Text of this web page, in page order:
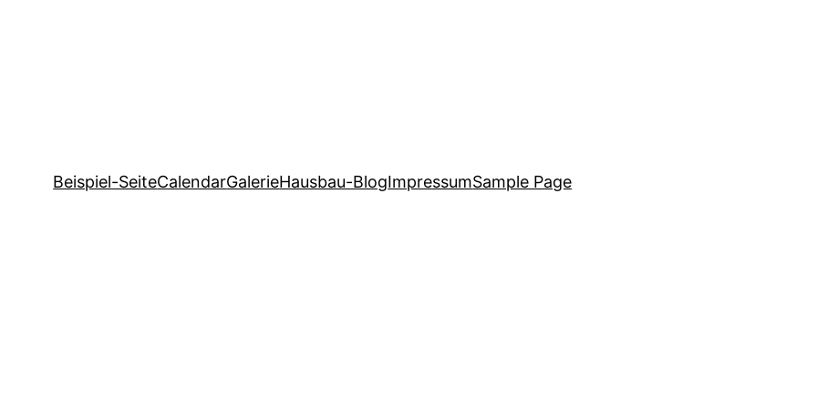
Beispiel-SeiteCalendarGalerieHausbau-BlogImpressumSample Page